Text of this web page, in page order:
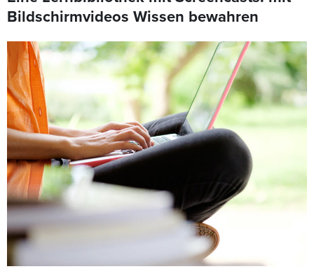
Bildschirmvideos Wissen bewahren